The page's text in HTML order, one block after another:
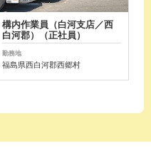
構内作業員（白河支店／西
白河郡）（正社員）
勤務地
福島県西白河郡西郷村